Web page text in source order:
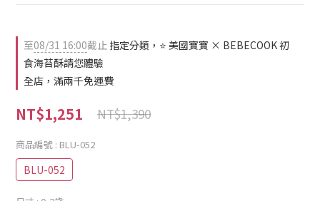
至08/31 16:00截止 指定分類，⭐ 美國寶寶 × BEBECOOK 初
食海苔酥請您體驗
全店，滿兩千免運費
NT$1,251 NT$1,390
商品編號 : BLU-052
BLU-052